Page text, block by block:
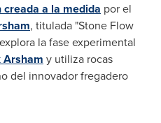
creada a la medida por el
, titulada "Stone Flow
explora la fase experimental
Arsham y utiliza rocas
del innovador fregadero